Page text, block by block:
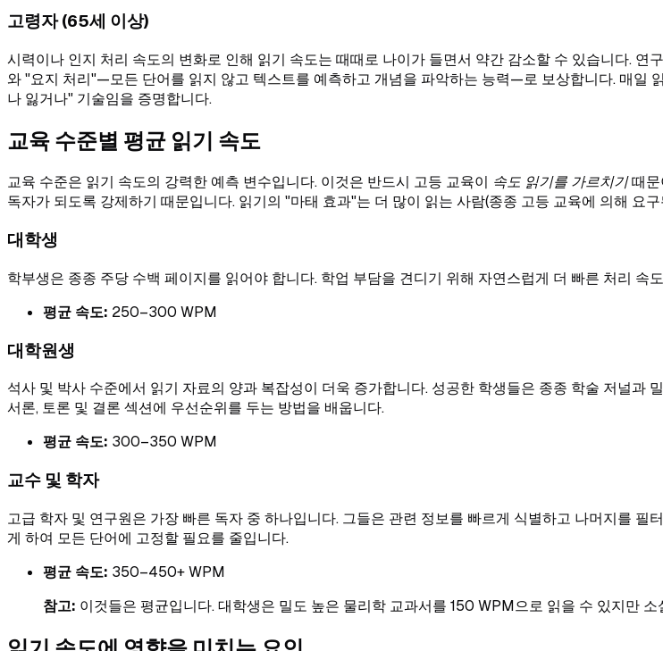
고령자 (65세 이상)
시력이나 인지 처리 속도의 변화로 인해 읽기 속도는 때때로 나이가 들면서 약간 감소할 수 있습니다.
와 "요지 처리"—모든 단어를 읽지 않고 텍스트를 예측하고 개념을 파악하는 능력—로 보상합니다. 매일
나 잃거나" 기술임을 증명합니다.
교육 수준별 평균 읽기 속도
교육 수준은 읽기 속도의 강력한 예측 변수입니다. 이것은 반드시 고등 교육이 속도 읽기를 가르치기때문
독자가 되도록 강제하기 때문입니다. 읽기의 "마태 효과"는 더 많이 읽는 사람(종종 고등 교육에 의해 요
대학생
학부생은 종종 주당 수백 페이지를 읽어야 합니다. 학업 부담을 견디기 위해 자연스럽게 더 빠른 처리 속
평균 속도: 250–300 WPM
대학원생
석사 및 박사 수준에서 읽기 자료의 양과 복잡성이 더욱 증가합니다. 성공한 학생들은 종종 학술 저널과
서론, 토론 및 결론 섹션에 우선순위를 두는 방법을 배웁니다.
평균 속도: 300–350 WPM
교수 및 학자
고급 학자 및 연구원은 가장 빠른 독자 중 하나입니다. 그들은 관련 정보를 빠르게 식별하고 나머지를
게 하여 모든 단어에 고정할 필요를 줄입니다.
평균 속도: 350–450+ WPM
참고: 이것들은 평균입니다. 대학생은 밀도 높은 물리학 교과서를 150 WPM으로 읽을 수 있지만